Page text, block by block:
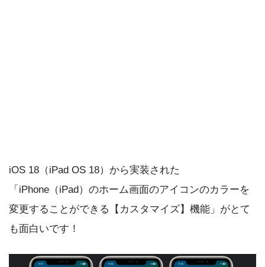
iOS 18（iPad OS 18）から実装された
「iPhone（iPad）のホーム画面のアイコンのカラーを
変更することができる【カスタマイズ】機能」がとて
も面白いです！